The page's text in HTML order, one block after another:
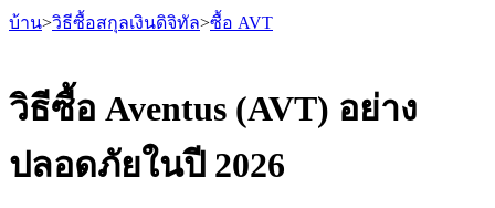
ฟิวเจอร์ส
บ้าน>วิธีซื้อสกุลเงินดิจิทัล>ซื้อ AVT
วิธีซื้อ Aventus (AVT) อย่าง
ปลอดภัยในปี 2026